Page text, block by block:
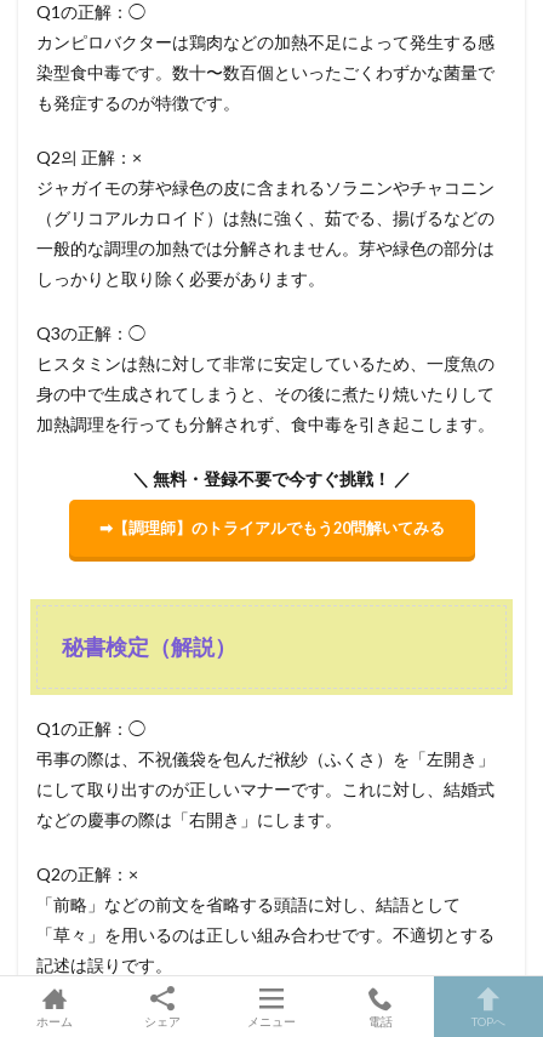
Q1の正解：◯
カンピロバクターは鶏肉などの加熱不足によって発生する感
染型食中毒です。数十〜数百個といったごくわずかな菌量で
も発症するのが特徴です。
Q2의 正解：×
ジャガイモの芽や緑色の皮に含まれるソラニンやチャコニン
（グリコアルカロイド）は熱に強く、茹でる、揚げるなどの
一般的な調理の加熱では分解されません。芽や緑色の部分は
しっかりと取り除く必要があります。
Q3の正解：◯
ヒスタミンは熱に対して非常に安定しているため、一度魚の
身の中で生成されてしまうと、その後に煮たり焼いたりして
加熱調理を行っても分解されず、食中毒を引き起こします。
＼ 無料・登録不要で今すぐ挑戦！ ／
➡【調理師】のトライアルでもう20問解いてみる
秘書検定（解説）
Q1の正解：◯
弔事の際は、不祝儀袋を包んだ袱紗（ふくさ）を「左開き」
にして取り出すのが正しいマナーです。これに対し、結婚式
などの慶事の際は「右開き」にします。
Q2の正解：×
「前略」などの前文を省略する頭語に対し、結語として
「草々」を用いるのは正しい組み合わせです。不適切とする
記述は誤りです。
Q3の正解：×
ホーム シェア メニュー 電話 TOPへ